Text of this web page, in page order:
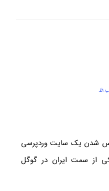
شدن یک سایت وردپرسی
از سمت ایران در گوگل